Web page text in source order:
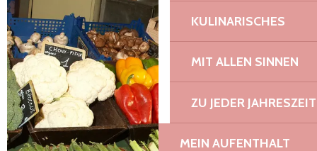
KULINARISCHES
MIT ALLEN SINNEN
ZU JEDER JAHRESZEIT
MEIN AUFENTHALT